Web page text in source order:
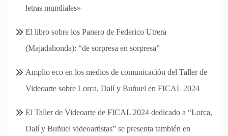
letras mundiales»
El libro sobre los Panero de Federico Utrera
(Majadahonda): “de sorpresa en sorpresa”
Amplio eco en los medios de comunicación del Taller de
Videoarte sobre Lorca, Dalí y Buñuel en FICAL 2024
El Taller de Videoarte de FICAL 2024 dedicado a “Lorca,
Dalí y Buñuel videoartistas” se presenta también en